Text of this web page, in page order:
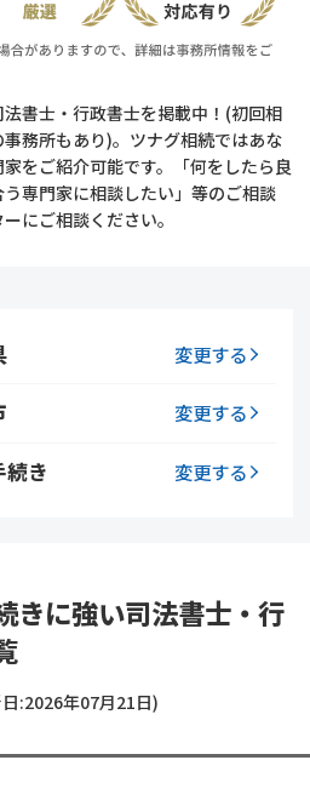
遺言書作成・遺言執行
相続登記
遺留分侵害額請求
相続手続き
不動産評価(相続不動
費用相場
コラム
相続手続き
遺言
調査・アンケート
書士・行政書士を掲載中！(初回相
務所もあり)。ツナグ相続ではあな
をご紹介可能です。「何をしたら良
専門家に相談したい」等のご相談
にご相談ください。
変更する
変更する
続き 変更する
きに強い司法書士・行
:2026年07月21日)